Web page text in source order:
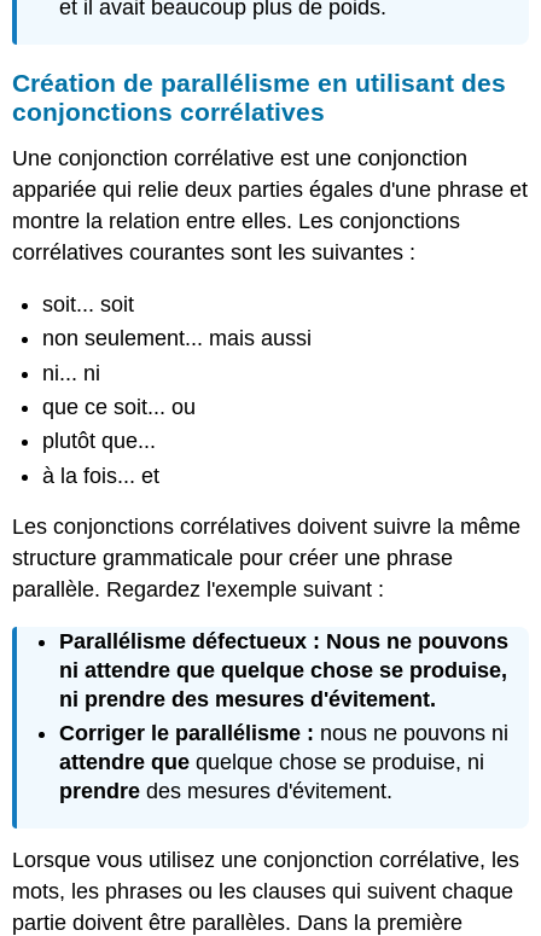
et il avait beaucoup plus de poids.
Création de parallélisme en utilisant des
conjonctions corrélatives
Une conjonction corrélative est une conjonction
appariée qui relie deux parties égales d'une phrase et
montre la relation entre elles. Les conjonctions
corrélatives courantes sont les suivantes :
soit... soit
non seulement... mais aussi
ni... ni
que ce soit... ou
plutôt que...
à la fois... et
Les conjonctions corrélatives doivent suivre la même
structure grammaticale pour créer une phrase
parallèle. Regardez l'exemple suivant :
Parallélisme défectueux : Nous ne pouvons
niattendre que quelque chose se produise,
ni prendre des mesures d'évitement.
Corriger le parallélisme : nous ne pouvons ni
attendre que quelque chose se produise, ni
prendre des mesures d'évitement.
Lorsque vous utilisez une conjonction corrélative, les
mots, les phrases ou les clauses qui suivent chaque
partie doivent être parallèles. Dans la première